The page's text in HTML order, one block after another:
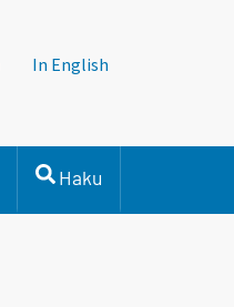
In English
Haku